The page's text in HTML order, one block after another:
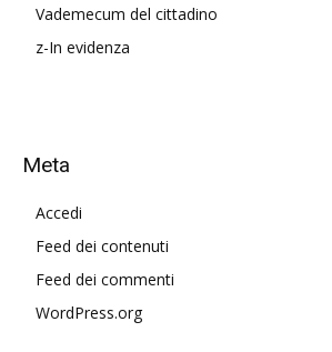
Vademecum del cittadino
z-In evidenza
Meta
Accedi
Feed dei contenuti
Feed dei commenti
WordPress.org